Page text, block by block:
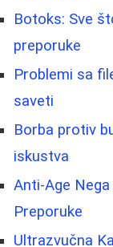
Botoks: Sve
preporuke
Problemi sa
saveti
Borbа protiv
iskustva
Anti-Age
Preporuke
Ultrazvučna